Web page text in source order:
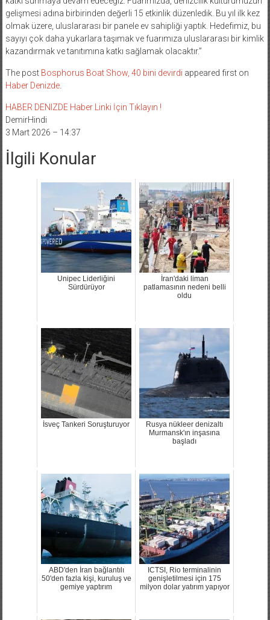
gelişmesi adına birbirinden değerli 15 etkinlik düzenledik. Bu yıl ilk kez
olmak üzere, uluslararası bir panele ev sahipliği yaptık. Hedefimiz, bu
sayıyı çok daha yukarlara taşımak ve fuarımıza uluslararası bir kimlik
kazandırmak ve tanıtımına katkı sağlamak olacaktır.”
The post Bosphorus Boat Show, 40 bini devirdi appeared first on
Haber Denizde.
HABER DENIZDE Haber Linki İçin Tıklayın !
DemirHindi
3 Mart 2026 – 14:37
İlgili Konular
Unipec Liderliğini
Sürdürüyor
İran'daki liman
patlamasının nedeni belli
oldu
İsveç Tankeri Soruşturuyor
Rusya nükleer denizaltı
Murmansk'ın inşasına
başladı
ABD'den İran bağlantılı
50'den fazla kişi, kuruluş ve
gemiye yaptırım
ICTSI, Rio terminalinin
genişletilmesi için 175
milyon dolar yatırım yapıyor